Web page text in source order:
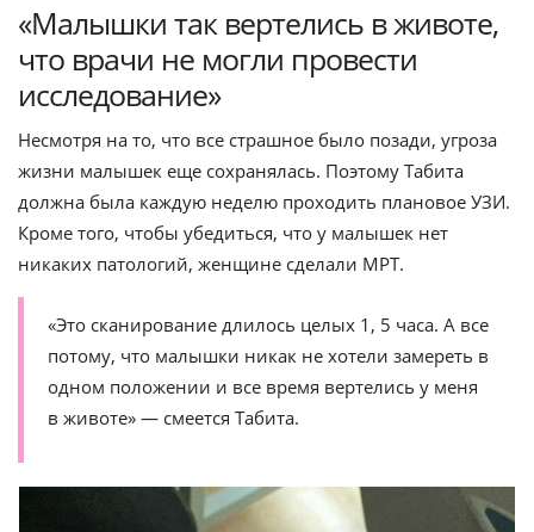
«Малышки так вертелись в животе,
что врачи не могли провести
исследование»
Несмотря на то, что все страшное было позади, угроза
жизни малышек еще сохранялась. Поэтому Табита
должна была каждую неделю проходить плановое УЗИ.
Кроме того, чтобы убедиться, что у малышек нет
никаких патологий, женщине сделали МРТ.
«Это сканирование длилось целых 1, 5 часа. А все
потому, что малышки никак не хотели замереть в
одном положении и все время вертелись у меня
в животе» — смеется Табита.